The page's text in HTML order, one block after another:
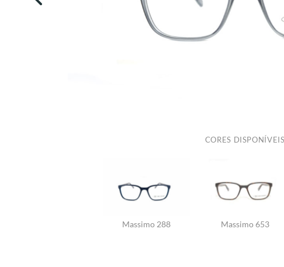
CORES DISPONÍVEIS
Massimo 288 Massimo 653